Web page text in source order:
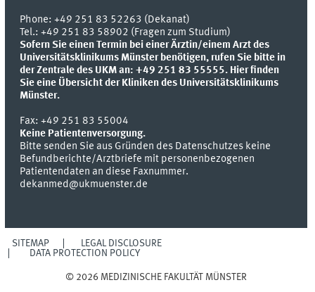
Phone:+49 251 83 52263 (Dekanat)
Tel.: +49 251 83 58902 (Fragen zum Studium)
Sofern Sie einen Termin bei einer Ärztin/einem Arzt des
Universitätsklinikums Münster benötigen, rufen Sie bitte in
der Zentrale des UKM an: +49 251 83 55555. Hier finden
Sie eine Übersicht der Kliniken des Universitätsklinikums
Münster.
Fax:+49 251 83 55004
Keine Patientenversorgung.
Bitte senden Sie aus Gründen des Datenschutzes keine
Befundberichte/Arztbriefe mit personenbezogenen
Patientendaten an diese Faxnummer.
dekanmed@ukmuenster.de
SITEMAP
LEGAL DISCLOSURE
DATA PROTECTION POLICY
© 2026 MEDIZINISCHE FAKULTÄT MÜNSTER